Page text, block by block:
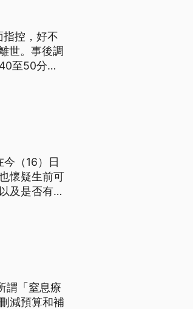
指控，好不
世。事後調
至50分鐘
（16）日
懷疑生前可
及是否有共
謂「窒息療
減預算和補